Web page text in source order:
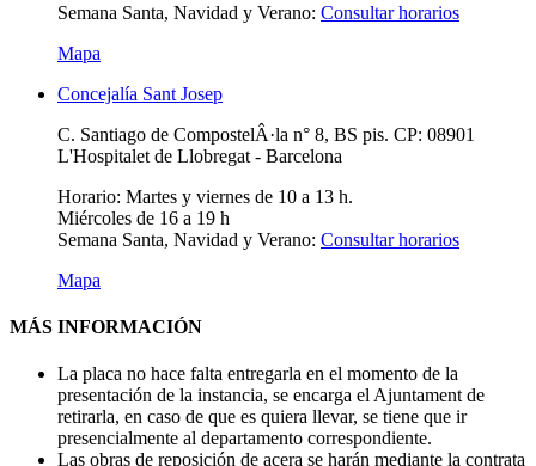
Semana Santa, Navidad y Verano: Consultar horarios
Mapa
Concejalía Sant Josep
C. Santiago de CompostelÂ·la n° 8, BS pis. CP: 08901
L'Hospitalet de Llobregat - Barcelona
Horario: Martes y viernes de 10 a 13 h.
Miércoles de 16 a 19 h
Semana Santa, Navidad y Verano: Consultar horarios
Mapa
MÁS INFORMACIÓN
La placa no hace falta entregarla en el momento de la
presentación de la instancia, se encarga el Ajuntament de
retirarla, en caso de que es quiera llevar, se tiene que ir
presencialmente al departamento correspondiente.
Las obras de reposición de acera se harán mediante la contrata